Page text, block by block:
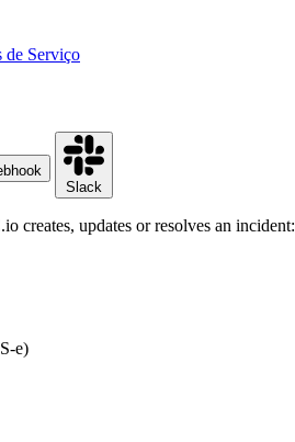
de Serviço
Slack
creates, updates or resolves an incident:
e)